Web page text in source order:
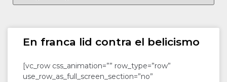
En franca lid contra el belicismo
[vc_row css_animation=”” row_type=”row”
use_row_as_full_screen_section=”no”